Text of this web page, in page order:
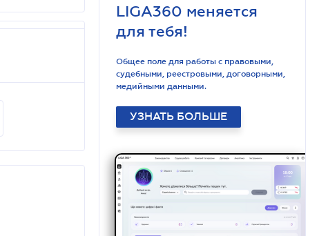
LIGA360 меняется
для тебя!
Общее поле для работы с правовыми,
судебными, реестровыми, договорными,
медийными данными.
УЗНАТЬ БОЛЬШЕ